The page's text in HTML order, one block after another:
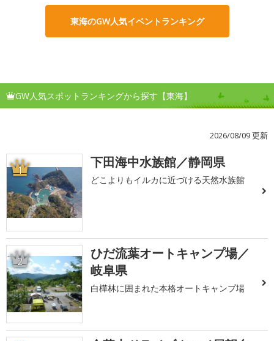
東海のGW人気イベントランキング
GW人気スポットランキングから探す【東海】
2026/08/09 更新
1 下田海中水族館／静岡県
どこよりもイルカに近づける天然水族館
2
ひだ流葉オートキャンプ場／
岐阜県
白樺林に囲まれた本格オートキャンプ場